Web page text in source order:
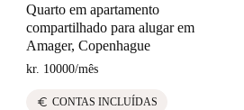
Quarto em apartamento
compartilhado para alugar em
Amager, Copenhague
kr. 10000/mês
euro CONTAS INCLUÍDAS